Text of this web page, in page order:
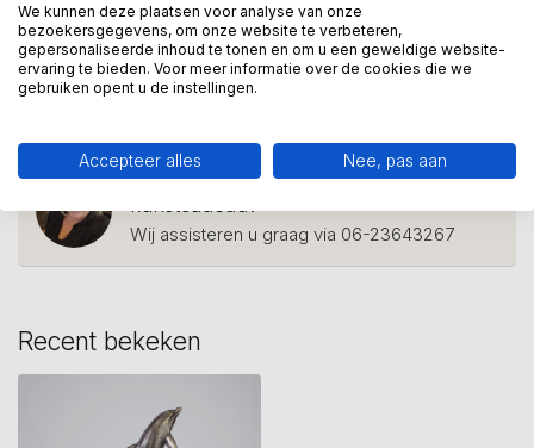
dier(3) dieren(12) dierenbeeld(8)
dolfijnen(1) dolfinarium(2) vissen(1)
zeezoogdier
Heeft u een vraag over dit
kunstcadeau?
Wij assisteren u graag via 06-23643267
Recent bekeken
We kunnen deze plaatsen voor analyse van onze
bezoekersgegevens, om onze website te verbeteren,
gepersonaliseerde inhoud te tonen en om u een geweldige website-
ervaring te bieden. Voor meer informatie over de cookies die we
gebruiken opent u de instellingen.
Accepteer alles Nee, pas aan